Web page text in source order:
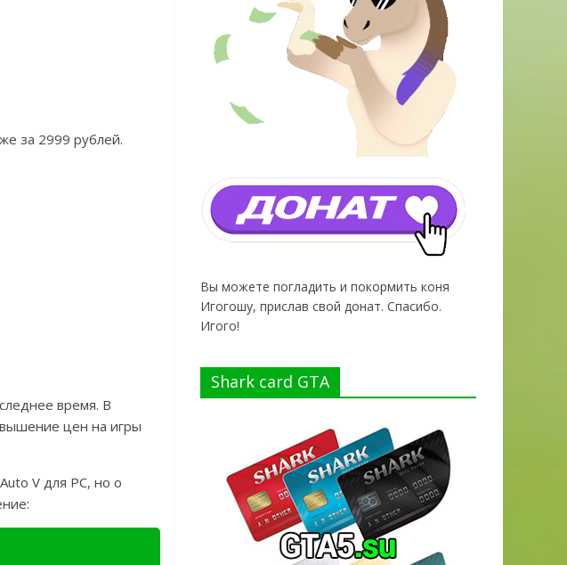
за 2999 рублей.
время. В
цен на игры
V для PC, но о
Вы можете погладить и покормить коня
Игогошу, прислав свой донат. Спасибо.
Игого!
Shark card GTA